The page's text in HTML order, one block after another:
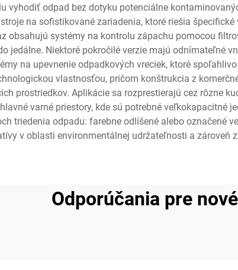
vyhodiť odpad bez dotyku potenciálne
na sofistikované zariadenia, ktoré riešia
obsahujú systémy na kontrolu zápachu pomocou
jedálne. Niektoré pokročilé verzie majú odnímateľné
na upevnenie odpadkových vreciek, ktoré
vlastnosťou, pričom konštrukcia z
prostriedkov. Aplikácie sa rozprestierajú cez rôzne
varné priestory, kde sú potrebné
triedenia odpadu: farebne odlíšené alebo označené
v oblasti environmentálnej udržateľnosti a zároveň
Odporúčania pre